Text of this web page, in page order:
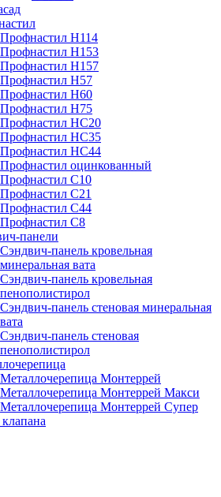
Профнастил Н114
Профнастил Н153
Профнастил Н157
Профнастил Н57
Профнастил Н60
Профнастил Н75
Профнастил НС20
Профнастил НС35
Профнастил НС44
Профнастил оцинкованный
Профнастил С10
Профнастил С21
Профнастил С44
Профнастил С8
панели
Сэндвич-панель кровельная
минеральная вата
Сэндвич-панель кровельная
пенополистирол
Сэндвич-панель стеновая минеральная
вата
Сэндвич-панель стеновая
пенополистирол
Металлочерепица Монтеррей
Металлочерепица Монтеррей Макси
Металлочерепица Монтеррей Супер